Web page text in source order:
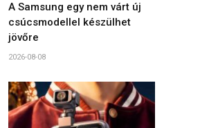
A Samsung egy nem várt új
csúcsmodellel készülhet
jövőre
2026-08-08